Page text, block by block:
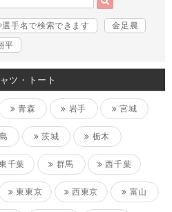
手名で検索できます
金足農
平
ツ・トート
青森 岩手 宮城
茨城 栃木
千葉 群馬 西千葉
東東京 西東京 富山